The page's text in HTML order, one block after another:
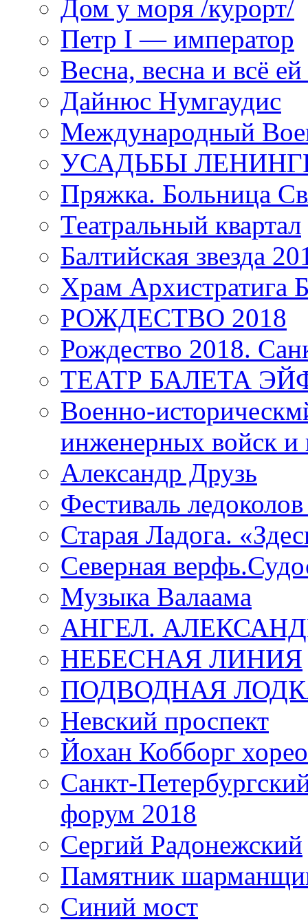
Дом у моря /курорт/
Петр I — император
Весна, весна и всё
Дайнюс Нумгаудис
Международный
УСАДЬБЫ
Пряжка. Больница
Театральный квартал
Балтийская звезда
Храм
РОЖДЕСТВО 2018
Рождество 2018.
ТЕАТР БАЛЕТА
Военно-
инженерных войск и
Александр Друзь
Фестиваль
Старая Ладога.
Северная
Музыка Валаама
АНГЕЛ.
НЕБЕСНАЯ ЛИНИЯ
ПОДВОДНАЯ
Невский проспект
Йохан Кобборг
Санкт-
форум 2018
Сергий Радонежский
Памятник
Синий мост